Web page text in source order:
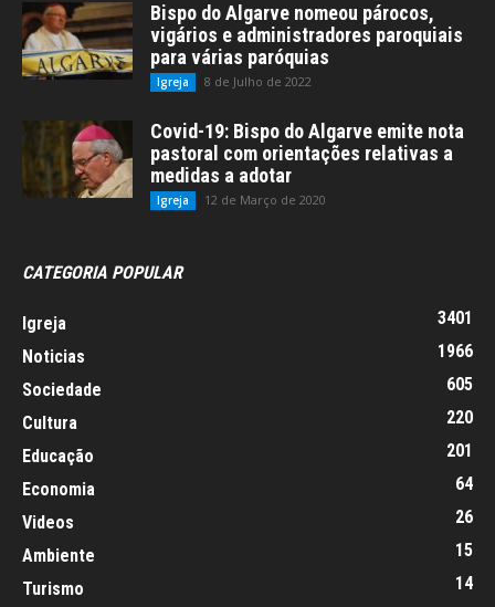
Bispo do Algarve nomeou párocos,
vigários e administradores paroquiais
para várias paróquias
Igreja 8 de Julho de 2022
Covid-19: Bispo do Algarve emite nota
pastoral com orientações relativas a
medidas a adotar
Igreja 12 de Março de 2020
CATEGORIA POPULAR
Igreja
3401
Noticias
1966
Sociedade
605
Cultura
220
Educação
201
Economia
64
Videos
26
Ambiente
15
Turismo
14